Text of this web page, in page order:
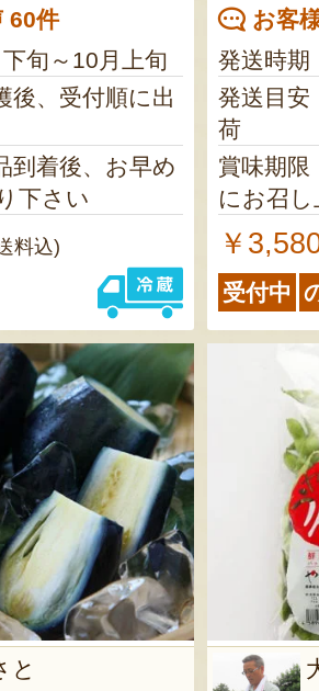
60件
旬～10月上旬
後、受付順に出
到着後、お早め
下さい
料込)
お客
発送時期
発送目安
荷
賞味期限
にお召
￥
受付中
と